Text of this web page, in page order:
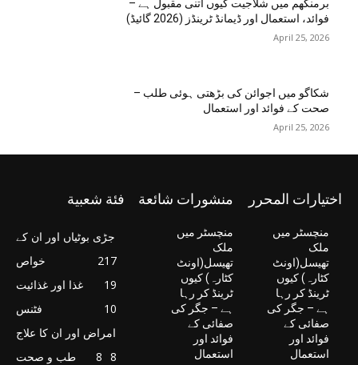
برمنگھم میں شلاجیت کیوں اتنی مقبول ہے –
فوائد، استعمال اور ڈیمانڈ ٹرینڈز (2026 گائیڈ)
April 25, 2026
شکاگو میں اجوائن کی بڑھتی ہوئی طلب –
صحت کے فوائد اور استعمال
April 25, 2026
اختيارات المحرر
منچسٹر میں
ملک
تھیسل(اونٹ
کٹارہ) کیوں
ٹرینڈ کر رہا
ہے – جگر کی
صفائی کے
فوائد اور
استعمال
منشورات شائعة
منچسٹر میں
ملک
تھیسل(اونٹ
کٹارہ) کیوں
ٹرینڈ کر رہا
ہے – جگر کی
صفائی کے
فوائد اور
استعمال
فئة شعبية
جڑی بوٹیاں اور ان کے
خواص
217
غذا اور غذائیت
19
فٹنس
10
امراض اور ان کا علاج
8
طب و صحت
8